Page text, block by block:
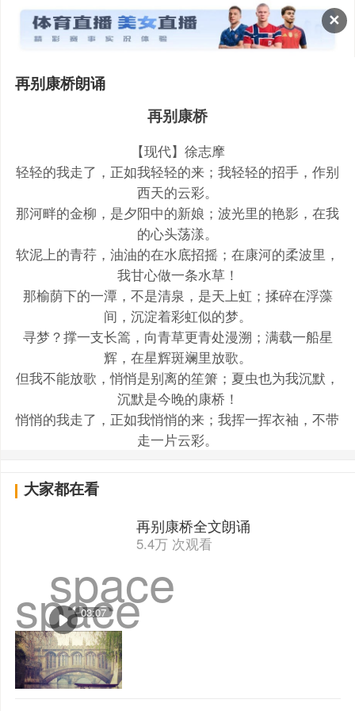
✕
再别康桥朗诵
再别康桥
【现代】徐志摩
轻轻的我走了，正如我轻轻的来；我轻轻的招手，作别
西天的云彩。
那河畔的金柳，是夕阳中的新娘；波光里的艳影，在我
的心头荡漾。
软泥上的青荇，油油的在水底招摇；在康河的柔波里，
我甘心做一条水草！
那榆荫下的一潭，不是清泉，是天上虹；揉碎在浮藻
间，沉淀着彩虹似的梦。
寻梦？撑一支长篙，向青草更青处漫溯；满载一船星
辉，在星辉斑斓里放歌。
但我不能放歌，悄悄是别离的笙箫；夏虫也为我沉默，
沉默是今晚的康桥！
悄悄的我走了，正如我悄悄的来；我挥一挥衣袖，不带
走一片云彩。
大家都在看
space
space
03:07
再别康桥全文朗诵
5.4万 次观看